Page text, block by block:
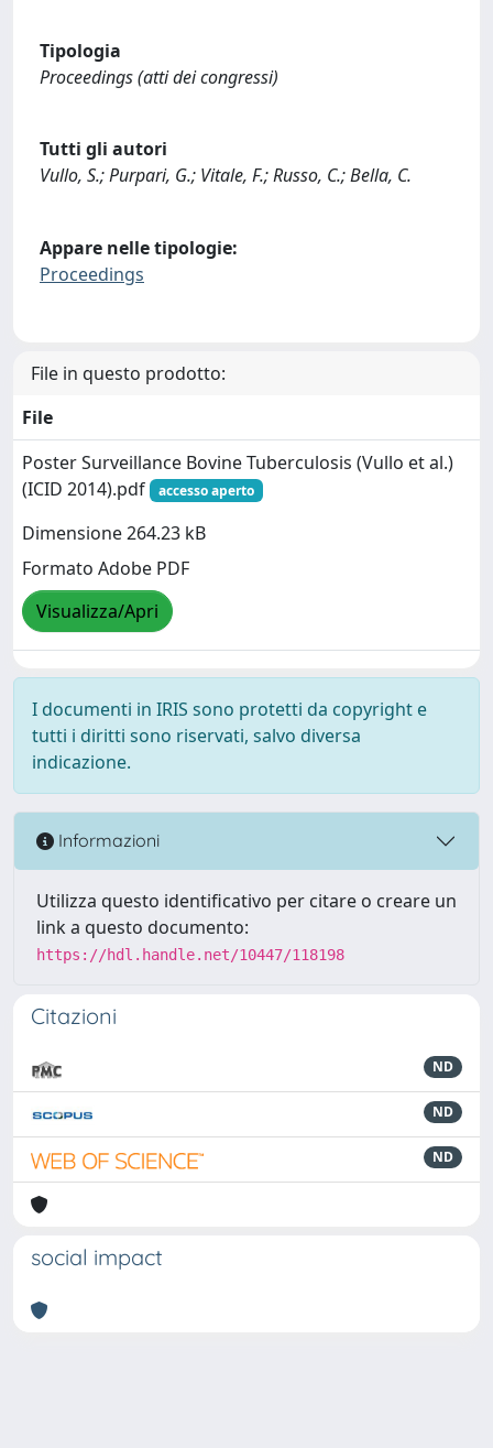
Tipologia
Proceedings (atti dei congressi)
Tutti gli autori
Vullo, S.; Purpari, G.; Vitale, F.; Russo, C.; Bella, C.
Appare nelle tipologie:
Proceedings
File in questo prodotto:
File
Poster Surveillance Bovine Tuberculosis (Vullo et al.)
(ICID 2014).pdf
accesso aperto
Dimensione 264.23 kB
Formato Adobe PDF
Visualizza/Apri
I documenti in IRIS sono protetti da copyright e
tutti i diritti sono riservati, salvo diversa
indicazione.
Informazioni
Utilizza questo identificativo per citare o creare un
link a questo documento:
https://hdl.handle.net/10447/118198
Citazioni
ND
ND
ND
social impact